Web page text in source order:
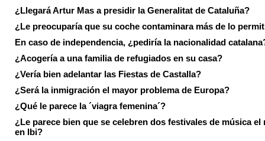
¿Llegará Artur Mas a presidir la Generalitat de Cataluña?
¿Le preocuparía que su coche contaminara más de lo
En caso de independencia, ¿pediría la nacionalidad
¿Acogería a una familia de refugiados en su casa?
¿Vería bien adelantar las Fiestas de Castalla?
¿Será la inmigración el mayor problema de Europa?
¿Qué le parece la ´viagra femenina´?
¿Le parece bien que se celebren dos festivales de música el
en Ibi?